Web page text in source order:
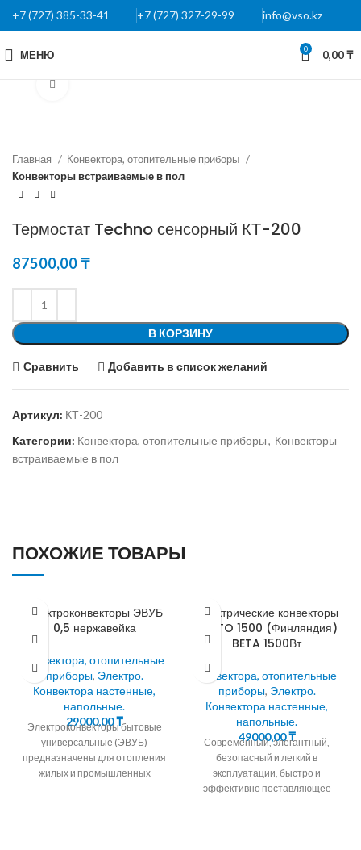
+7 (727) 385-33-41 +7 (727) 327-29-99 info@vso.kz
МЕНЮ 0 0,00₸
Главная
Конвектора, отопительные приборы
Конвекторы встраиваемые в пол
Термостат Techno сенсорный КТ-200
87500,00₸
В КОРЗИНУ
Сравнить Добавить в список желаний
Артикул: КТ-200
Категории: Конвектора, отопительные приборы, Конвекторы
встраиваемые в пол
ПОХОЖИЕ ТОВАРЫ
Электроконвекторы ЭВУБ
0,5 нержавейка
Конвектора, отопительные
приборы, Электро.
Конвектора настенные,
напольные.
29000,00₸
Электроконвекторы бытовые
универсальные (ЭВУБ)
предназначены для отопления
жилых и промышленных
Электрические конвекторы
ENSTO 1500 (Финляндия)
BETA 1500Вт
Конвектора, отопительные
приборы, Электро.
Конвектора настенные,
напольные.
49000,00₸
Современный, элегантный,
безопасный и легкий в
эксплуатации, быстро и
эффективно поставляющее